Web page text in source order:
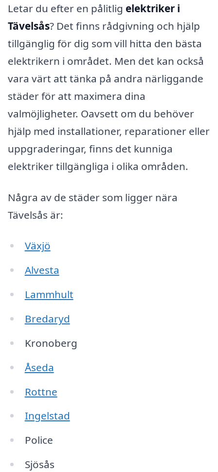
Letar du efter en pålitlig elektriker i
Tävelsås? Det finns rådgivning och hjälp
tillgänglig för dig som vill hitta den bästa
elektrikern i området. Men det kan också
vara värt att tänka på andra närliggande
städer för att maximera dina
valmöjligheter. Oavsett om du behöver
hjälp med installationer, reparationer eller
uppgraderingar, finns det kunniga
elektriker tillgängliga i olika områden.
Några av de städer som ligger nära
Tävelsås är:
Växjö
Alvesta
Lammhult
Bredaryd
Kronoberg
Åseda
Rottne
Ingelstad
Police
Sjösås